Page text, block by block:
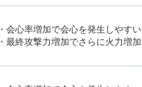
・会心率増加で会心を発生しやすい
・最終攻撃力増加でさらに火力増加